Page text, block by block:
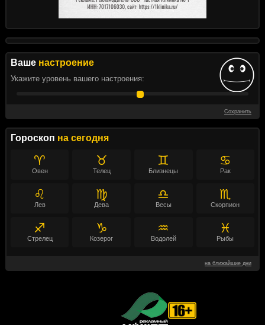
Ваше настроение
Укажите уровень вашего настроения:
Сохранить
Гороскоп на сегодня
♈
Овен
♉
Телец
♊
Близнецы
♋
Рак
♌
Лев
♍
Дева
♎
Весы
♏
Скорпион
♐
Стрелец
♑
Козерог
♒
Водолей
♓
Рыбы
на ближайшие дни